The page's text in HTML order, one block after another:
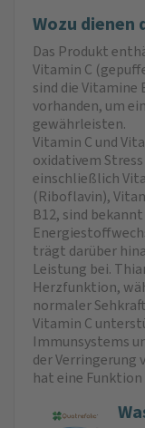
Wozu dienen
Das Produkt
Vitamin C
sind die Vitamine
vorhanden, um
gewährleisten.
Vitamin C und
oxidativem
einschließlich
(Riboflavin),
B12, sind
trägt darüber
Leistung bei.
Herzfunktion,
normaler
Vitamin C
Immunsystems
der Verringerung
hat eine